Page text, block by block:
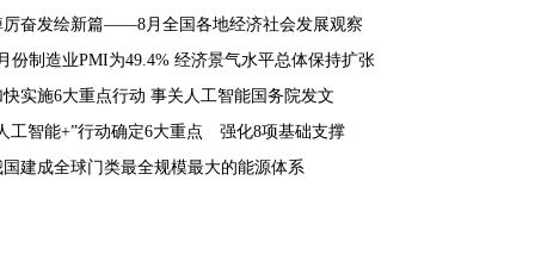
厉奋发绘新篇——8月全国各地经济社会发展观察
份制造业PMI为49.4% 经济景气水平总体保持扩张
快实施6大重点行动 事关人工智能国务院发文
工智能+”行动确定6大重点 强化8项基础支撑
国建成全球门类最全规模最大的能源体系